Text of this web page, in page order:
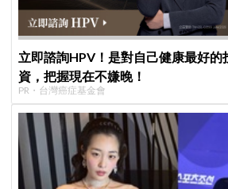
立即諮詢HPV！是對自己健康最好的
資，把握現在不嫌晚！
PR・台灣癌症基金會